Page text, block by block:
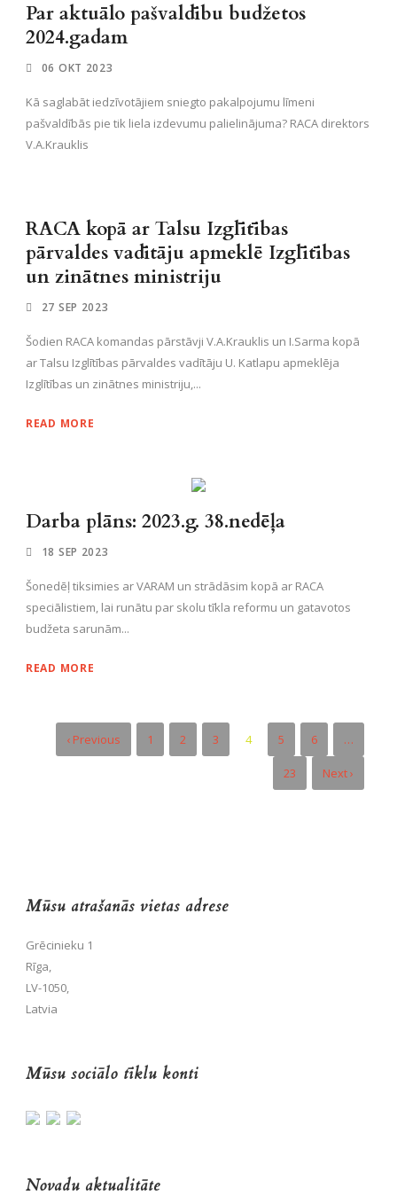
Par aktuālo pašvaldību budžetos
2024.gadam
06 OKT 2023
Kā saglabāt iedzīvotājiem sniegto pakalpojumu līmeni
pašvaldībās pie tik liela izdevumu palielinājuma? RACA direktors
V.A.Krauklis
RACA kopā ar Talsu Izglītības
pārvaldes vadītāju apmeklē Izglītības
un zinātnes ministriju
27 SEP 2023
Šodien RACA komandas pārstāvji V.A.Krauklis un I.Sarma kopā
ar Talsu Izglītības pārvaldes vadītāju U. Katlapu apmeklēja
Izglītības un zinātnes ministriju,...
READ MORE
Darba plāns: 2023.g. 38.nedēļa
18 SEP 2023
Šonedēļ tiksimies ar VARAM un strādāsim kopā ar RACA
speciālistiem, lai runātu par skolu tīkla reformu un gatavotos
budžeta sarunām...
READ MORE
‹ Previous 1 2 3 4 5 6 …
23 Next ›
Mūsu atrašanās vietas adrese
Grēcinieku 1
Rīga,
LV-1050,
Latvia
Mūsu sociālo tīklu konti
Novadu aktualitāte